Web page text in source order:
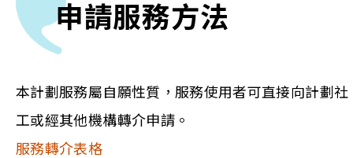
申請服務方法
本計劃服務屬自願性質，服務使用者可直接向計劃社
工或經其他機構轉介申請。
服務轉介表格